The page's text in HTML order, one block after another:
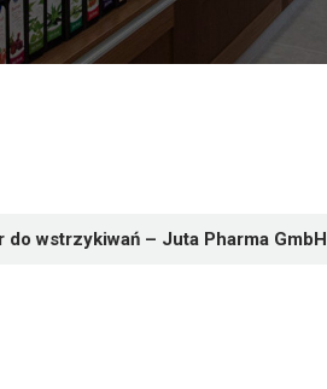
wstrzykiwań – Juta Pharma GmbH